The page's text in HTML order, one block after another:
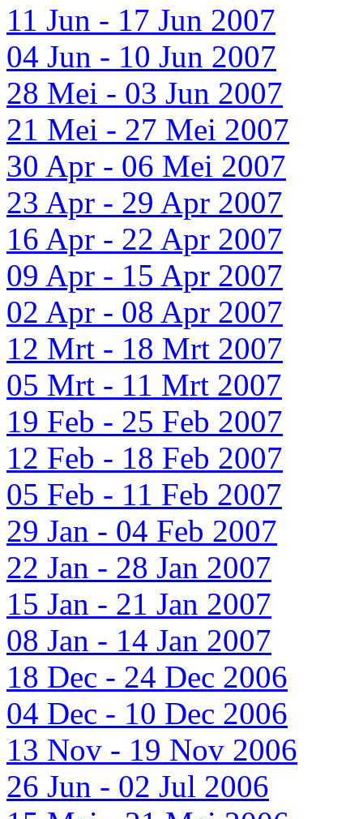
11 Jun - 17 Jun 2007
04 Jun - 10 Jun 2007
28 Mei - 03 Jun 2007
21 Mei - 27 Mei 2007
30 Apr - 06 Mei 2007
23 Apr - 29 Apr 2007
16 Apr - 22 Apr 2007
09 Apr - 15 Apr 2007
02 Apr - 08 Apr 2007
12 Mrt - 18 Mrt 2007
05 Mrt - 11 Mrt 2007
19 Feb - 25 Feb 2007
12 Feb - 18 Feb 2007
05 Feb - 11 Feb 2007
29 Jan - 04 Feb 2007
22 Jan - 28 Jan 2007
15 Jan - 21 Jan 2007
08 Jan - 14 Jan 2007
18 Dec - 24 Dec 2006
04 Dec - 10 Dec 2006
13 Nov - 19 Nov 2006
26 Jun - 02 Jul 2006